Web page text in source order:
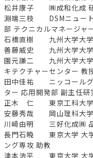
松井康子 ㈱成和化成 研
淵端三枝 DSMニュート
部 テクニカルマネージャ
石橋直樹 九州大学大学
善藤威史 九州大学大学
園元謙二 九州大学大学
キテクチャーセンター 教
田中佳祐 ニッコールグ
ター 応用開発部 副主任研
正木 仁 東京工科大学
安藤秀哉 岡山理科大学
川崎由明 三好化成㈱
長門石曉 東京大学 大学
ング専攻 助教
津本浩平 東京大学 大学